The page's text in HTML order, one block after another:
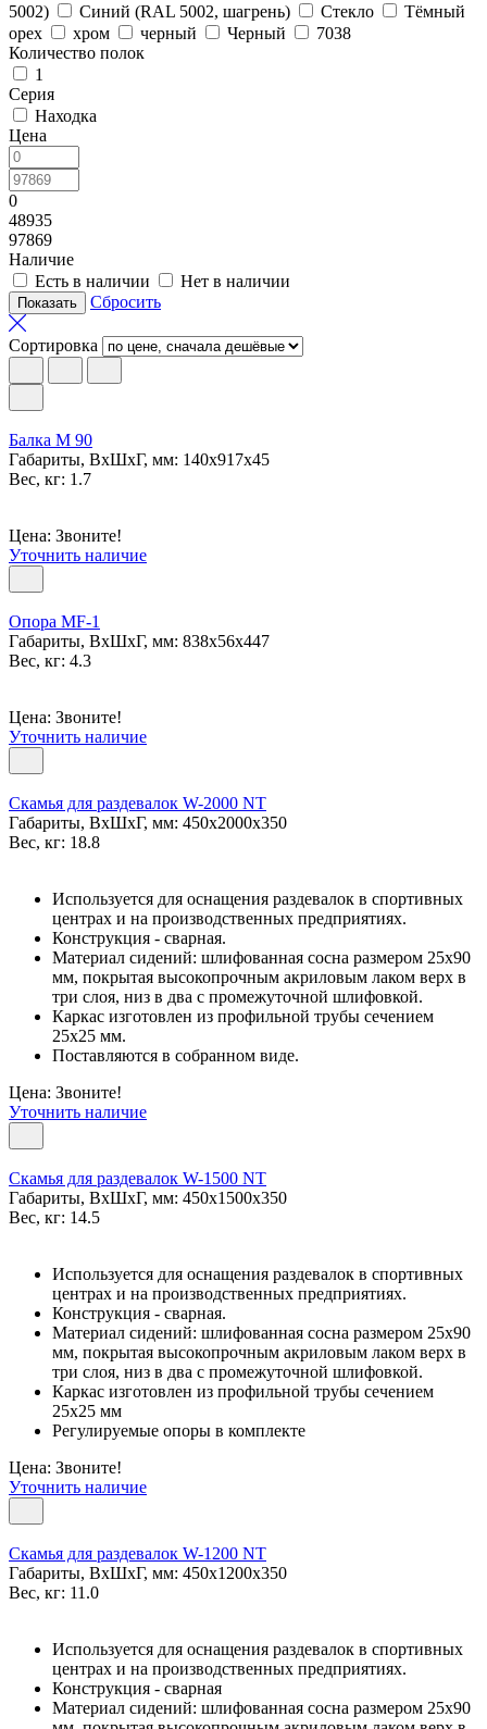
5002)
Синий (RAL 5002, шагрень) Стекло
Тёмный
орех
хром черный Черный
7038
Количество полок
1
Серия
Находка
Цена
0
48935
97869
Наличие
Есть в наличии
Нет в наличии
Сбросить
Сортировка
Балка M 90
Габариты, ВxШxГ, мм: 140x917x45
Вес, кг: 1.7
Цена: Звоните!
Уточнить наличие
Опора МF-1
Габариты, ВxШxГ, мм: 838x56x447
Вес, кг: 4.3
Цена: Звоните!
Уточнить наличие
Скамья для раздевалок W-2000 NT
Габариты, ВxШxГ, мм: 450x2000x350
Вес, кг: 18.8
Используется для оснащения раздевалок в спортивных
центрах и на производственных предприятиях.
Конструкция - сварная.
Материал сидений: шлифованная сосна размером 25х90
мм, покрытая высокопрочным акриловым лаком верх в
три слоя, низ в два с промежуточной шлифовкой.
Каркас изготовлен из профильной трубы сечением
25х25 мм.
Поставляются в собранном виде.
Цена: Звоните!
Уточнить наличие
Скамья для раздевалок W-1500 NT
Габариты, ВxШxГ, мм: 450x1500x350
Вес, кг: 14.5
Используется для оснащения раздевалок в спортивных
центрах и на производственных предприятиях.
Конструкция - сварная.
Материал сидений: шлифованная сосна размером 25х90
мм, покрытая высокопрочным акриловым лаком верх в
три слоя, низ в два с промежуточной шлифовкой.
Каркас изготовлен из профильной трубы сечением
25х25 мм
Регулируемые опоры в комплекте
Цена: Звоните!
Уточнить наличие
Скамья для раздевалок W-1200 NT
Габариты, ВxШxГ, мм: 450x1200x350
Вес, кг: 11.0
Используется для оснащения раздевалок в спортивных
центрах и на производственных предприятиях.
Конструкция - сварная
Материал сидений: шлифованная сосна размером 25х90